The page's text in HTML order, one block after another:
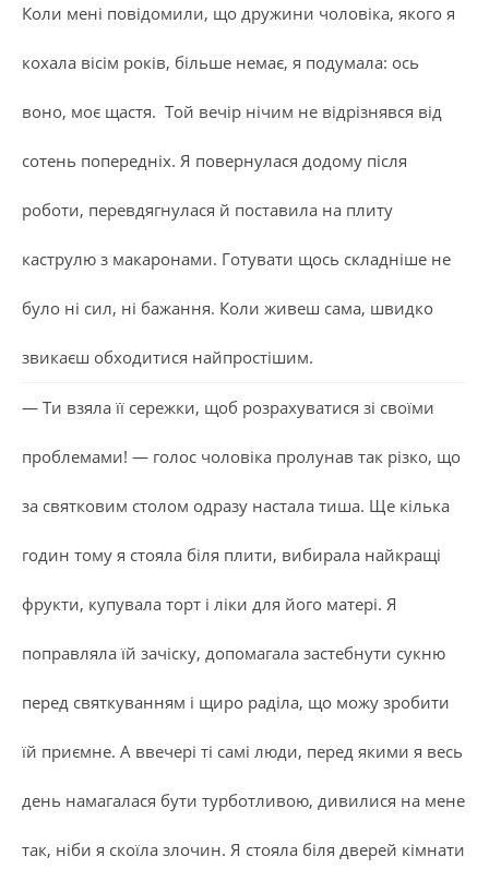
Коли мені повідомили, що дружини чоловіка, якого я
кохала вісім років, більше немає, я подумала: ось
воно, моє щастя. Той вечір нічим не відрізнявся від
сотень попередніх. Я повернулася додому після
роботи, перевдягнулася й поставила на плиту
каструлю з макаронами. Готувати щось складніше не
було ні сил, ні бажання. Коли живеш сама, швидко
звикаєш обходитися найпростішим.
— Ти взяла її сережки, щоб розрахуватися зі своїми
проблемами! — голос чоловіка пролунав так різко, що
за святковим столом одразу настала тиша. Ще кілька
годин тому я стояла біля плити, вибирала найкращі
фрукти, купувала торт і ліки для його матері. Я
поправляла їй зачіску, допомагала застебнути сукню
перед святкуванням і щиро раділа, що можу зробити
їй приємне. А ввечері ті самі люди, перед якими я весь
день намагалася бути турботливою, дивилися на мене
так, ніби я скоїла злочин. Я стояла біля дверей кімнати